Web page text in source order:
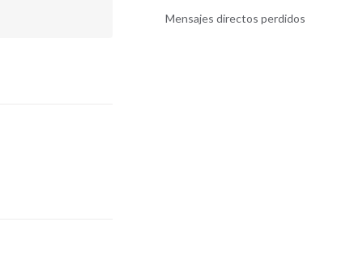
Mensajes directos perdidos